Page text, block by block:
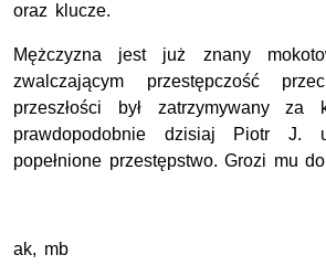
oraz klucze.
Mężczyzna jest już znany
zwalczającym przestępczość
przeszłości był zatrzymywany za
prawdopodobnie dzisiaj Piotr J.
popełnione przestępstwo. Grozi mu
ak, mb